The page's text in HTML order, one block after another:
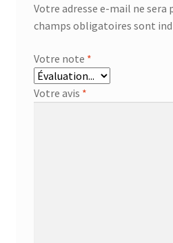
Votre adresse e-mail ne sera
champs obligatoires sont
Votre note *
Votre avis *